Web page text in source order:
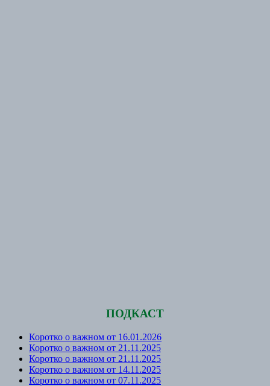
ПОДКАСТ
Коротко о важном от 16.01.2026
Коротко о важном от 21.11.2025
Коротко о важном от 21.11.2025
Коротко о важном от 14.11.2025
Коротко о важном от 07.11.2025